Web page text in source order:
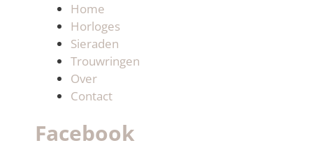
Home
Horloges
Sieraden
Trouwringen
Over
Contact
Facebook